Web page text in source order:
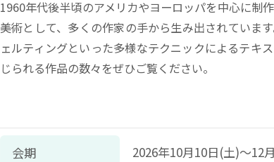
1960年代後半頃のアメリカやヨーロッパを中心に制
美術として、多くの作家の手から生み出されていま
ェルティングといった多様なテクニックによるテキ
じられる作品の数々をぜひご覧ください。
会期 2026年10月10日(土)～12